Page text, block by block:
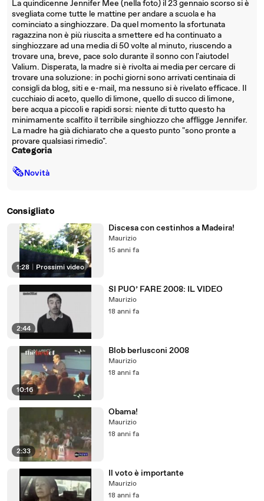
La quindicenne Jennifer Mee (nella foto) il 23 gennaio scorso si è
svegliata come tutte le mattine per andare a scuola e ha
cominciato a singhiozzare. Da quel momento la sfortunata
ragazzina non è più riuscita a smettere ed ha continuato a
singhiozzare ad una media di 50 volte al minuto, riuscendo a
trovare una, breve, pace solo durante il sonno con l'aiutodel
Valium. Disperata, la madre si è rivolta ai media per cercare di
trovare una soluzione: in pochi giorni sono arrivati centinaia di
consigli da blog, siti e e-mail, ma nessuno si è rivelato efficace. Il
cucchiaio di aceto, quello di limone, quello di succo di limone,
bere acqua a piccoli e rapidi sorsi: niente di tutto questo ha
minimamente scalfito il terribile singhiozzo che affligge Jennifer.
La madre ha già dichiarato che a questo punto "sono pronte a
provare qualsiasi rimedio".
Categoria
🗞Novità
Consigliato
1:28 Prossimi video
Discesa con cestinhos a Madeira!
Maurizio
15 anni fa
2:44
SI PUO’ FARE 2008: IL VIDEO
Maurizio
18 anni fa
10:16
Blob berlusconi 2008
Maurizio
18 anni fa
2:33
Obama!
Maurizio
18 anni fa
Il voto è importante
Maurizio
18 anni fa